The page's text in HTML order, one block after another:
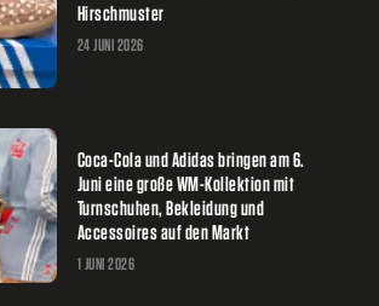
Hirschmuster
24 JUNI 2026
Coca-Cola und Adidas bringen am 6.
Juni eine große WM-Kollektion mit
Turnschuhen, Bekleidung und
Accessoires auf den Markt
1 JUNI 2026